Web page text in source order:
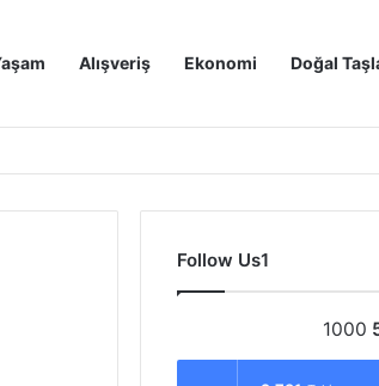
Alışveriş Ekonomi Doğal
Follow Us1
1000